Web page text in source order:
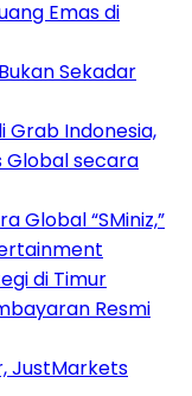
Emas di
Sekadar
Grab Indonesia,
Global secara
Global “SMiniz,”
di Timur
Resmi
JustMarkets